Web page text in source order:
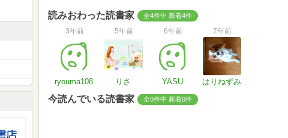
読みおわった読書家 全4件中 新着4件
3年前
ryouma108
5年前
りさ
6年前
YASU
7年前
はりねずみ
今読んでいる読書家 全0件中 新着0件